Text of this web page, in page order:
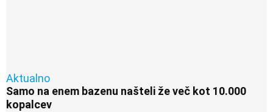
Aktualno
Samo na enem bazenu našteli že več kot 10.000
kopalcev